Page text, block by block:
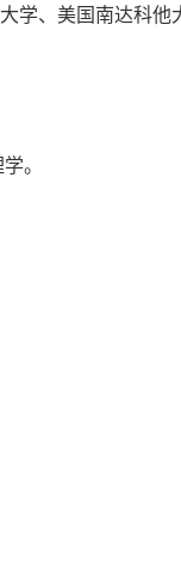
学、美国南达科他
学。